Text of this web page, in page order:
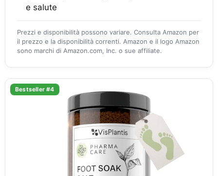
e salute
Prezzi e disponibilità possono variare. Consulta Amazon per
il prezzo e la disponibilità correnti. Amazon e il logo Amazon
sono marchi di Amazon.com, Inc. o sue affiliate.
Bestseller #4